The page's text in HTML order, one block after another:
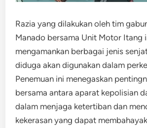
Razia yang dilakukan oleh tim
Manado bersama Unit Motor Itang
mengamankan berbagai jenis
diduga akan digunakan dalam
Penemuan ini menegaskan
bersama antara aparat kepolisian
dalam menjaga ketertiban dan
kekerasan yang dapat